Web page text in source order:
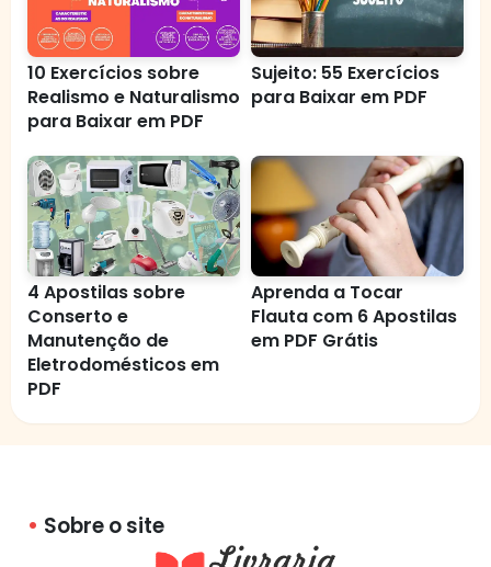
10 Exercícios sobre
Realismo e Naturalismo
para Baixar em PDF
Sujeito: 55 Exercícios
para Baixar em PDF
4 Apostilas sobre
Conserto e
Manutenção de
Eletrodomésticos em
PDF
Aprenda a Tocar
Flauta com 6 Apostilas
em PDF Grátis
Sobre o site